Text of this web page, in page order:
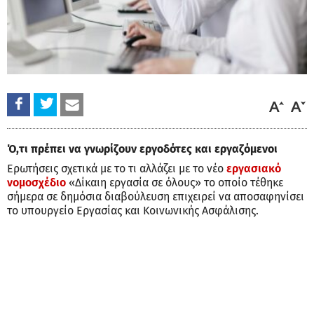
Ό,τι πρέπει να γνωρίζουν εργοδότες και εργαζόμενοι
Ερωτήσεις σχετικά με το τι αλλάζει με το νέο εργασιακό
νομοσχέδιο «Δίκαιη εργασία σε όλους» το οποίο τέθηκε
σήμερα σε δημόσια διαβούλευση επιχειρεί να αποσαφηνίσει
το υπουργείο Εργασίας και Κοινωνικής Ασφάλισης.